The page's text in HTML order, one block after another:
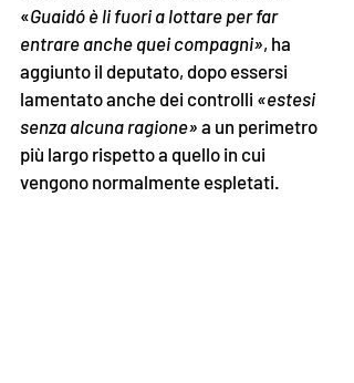
«Guaidó è li fuori a lottare per far
entrare anche quei compagni», ha
aggiunto il deputato, dopo essersi
lamentato anche dei controlli «estesi
senza alcuna ragione» a un perimetro
più largo rispetto a quello in cui
vengono normalmente espletati.